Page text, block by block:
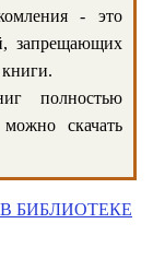
- это
запрещающих
книги.
полностью
скачать
БИБЛИОТЕКЕ